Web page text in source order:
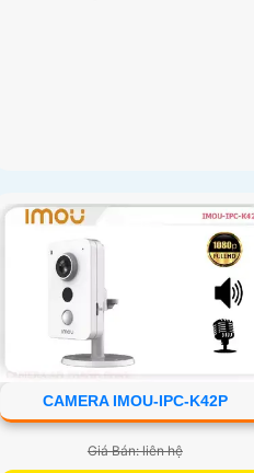
CAMERA IMOU-IPC-K42P
Giá Bán: liên hệ